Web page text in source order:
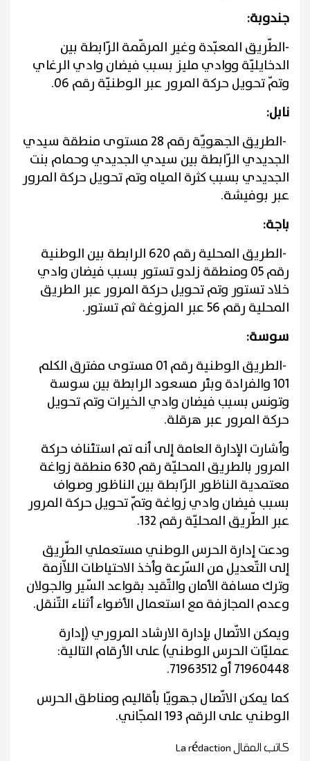
جندوبة:
-الطّريق المعبّدة وغير المرقّمة الرّابطة بين
الدخايليّة ووادي مليز بسبب فيضان وادي الرغاي
وتمّ تحويل حركة المرور عبر الوطنيّة رقم 06
.
نابل:
-
الطريق الجهويّة رقم 28 مستوى منطقة سيدي
الجديدي الرّابطة بين سيدي الجديدي وحمام بنت
الجديدي بسبب كثرة المياه وتم تحويل حركة المرور
عبر بوفيشة.
باجة:
-
الطريق المحلية رقم 620 الرابطة بين الوطنية
رقم 05 ومنطقة زلدو تستور بسبب فيضان وادي
خلاد تستور وتم تحويل حركة المرور عبر الطريق
المحلية رقم 56 عبر المزوغة ثم تستور
.
سوسة:
-
الطريق الوطنية رقم 01 مستوى مفترق الكلم
101 والفرادة وبئر مسعود الرابطة بين سوسة
وتونس بسبب فيضان وادي الخيرات وتم تحويل
حركة المرور عبر هرقلة.
وأشارت الإدارة العامة إلى أنه تم استئناف حركة
المرور بالطريق المحليّة رقم 630 منطقة زواغة
معتمدية الناظور الرّابطة بين الناظور وصواف
بسبب فيضان وادي زواغة وتمّ تحويل حركة المرور
عبر الطّريق المحليّة رقم 132
.
ودعت إدارة الحرس الوطني مستعملي الطّريق
إلى التّعديل من السّرعة وأخذ الاحتياطات اللاّزمة
وترك مسافة الأمان والتّقيد بقواعد السّير والجولان
وعدم المجازفة مع استعمال الأضواء أثناء التّنقل.
ويمكن الاتّصال بإدارة الارشاد المروري (إدارة
عمليّات الحرس الوطني) على الأرقام التالية:
71960448 أو 71963512
.
كما يمكن الاتّصال جهويّا بأقاليم ومناطق الحرس
الوطني على الرقم 193 المجّاني
.
كاتب المقالLa rédaction